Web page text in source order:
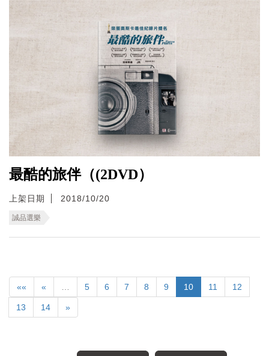
最酷的旅伴（(2DVD）
上架日期 2018/10/20
誠品選樂
«« « 5 6 7 8 9 10 11 12
13 14 »